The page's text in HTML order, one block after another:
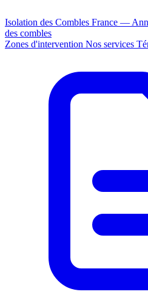
Isolation des Combles France —
des combles
Zones d'intervention Nos services